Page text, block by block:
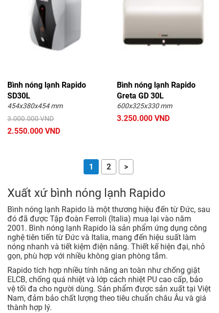
Bình nóng lạnh Rapido
SD30L
454x380x454 mm
3.000.000 VND
2.550.000 VND
Bình nóng lạnh Rapido
Greta GD 30L
600x325x330 mm
3.250.000 VND
1 2 >
Xuất xứ bình nóng lạnh Rapido
Bình nóng lạnh Rapido là một thương hiệu đến từ Đức, sau
đó đã được Tập đoàn Ferroli (Italia) mua lại vào năm
2001. Bình nóng lạnh Rapido là sản phẩm ứng dụng công
nghệ tiên tiến từ Đức và Italia, mang đến hiệu suất làm
nóng nhanh và tiết kiệm điện năng. Thiết kế hiện đại, nhỏ
gọn, phù hợp với nhiều không gian phòng tắm.
Rapido tích hợp nhiều tính năng an toàn như chống giật
ELCB, chống quá nhiệt và lớp cách nhiệt PU cao cấp, bảo
vệ tối đa cho người dùng. Sản phẩm được sản xuất tại Việt
Nam, đảm bảo chất lượng theo tiêu chuẩn châu Âu và giá
thành hợp lý.